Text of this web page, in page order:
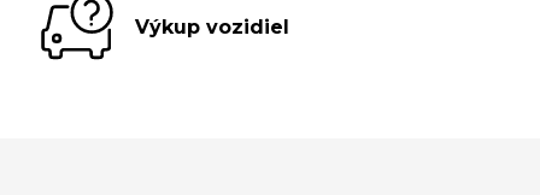
Výkup vozidiel